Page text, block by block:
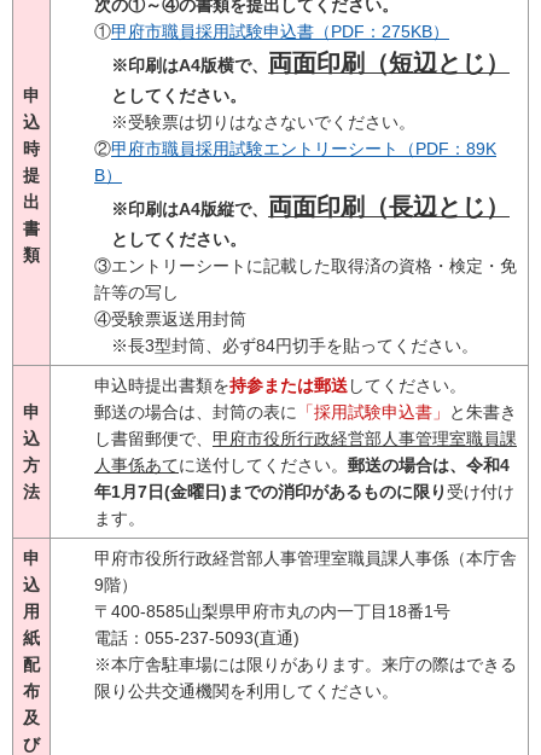
申
込
時
提
出
書
類
次の①～④の書類を提出してください。
①甲府市職員採用試験申込書（PDF：275KB）
※印刷はA4版横で、 両面印刷（短辺とじ）
としてください。
※受験票は切りはなさないでください。
②甲府市職員採用試験エントリーシート（PDF：89K
B）
※印刷はA4版縦で、 両面印刷（長辺とじ）
としてください。
③エントリーシートに記載した取得済の資格・検定・免
許等の写し
④受験票返送用封筒
※長3型封筒、必ず84円切手を貼ってください。
申
込
方
法
申込時提出書類を持参または郵送してください。
郵送の場合は、封筒の表に
「採用試験申込書」
と朱書き
し書留郵便で、 甲府市役所行政経営部人事管理室職員課
人事係あてに送付してください。 郵送の場合は、令和4
年1月7日(金曜日)までの消印があるものに限り受け付け
ます。
申
込
用
紙
配
布
及
び
甲府市役所行政経営部人事管理室職員課人事係（本庁舎
9階）
〒400-8585山梨県甲府市丸の内一丁目18番1号
電話：055-237-5093(直通)
※本庁舎駐車場には限りがあります。来庁の際はできる
限り公共交通機関を利用してください。